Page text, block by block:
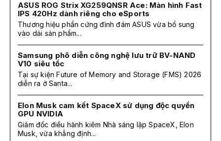
ASUS ROG Strix XG259QNSR Ace: Màn hình Fast
IPS 420Hz dành riêng cho eSports
Thương hiệu phần cứng đình đám ASUS vừa bổ sung
vào dải sản phẩm...
Samsung phô diễn công nghệ lưu trữ BV-NAND
V10 siêu tốc
Tại sự kiện Future of Memory and Storage (FMS) 2026
diễn ra ở Santa...
Elon Musk cam kết SpaceX sử dụng độc quyền
GPU NVIDIA
Giám đốc điều hành kiêm Nhà sáng lập SpaceX, Elon
Musk, vừa khẳng định...